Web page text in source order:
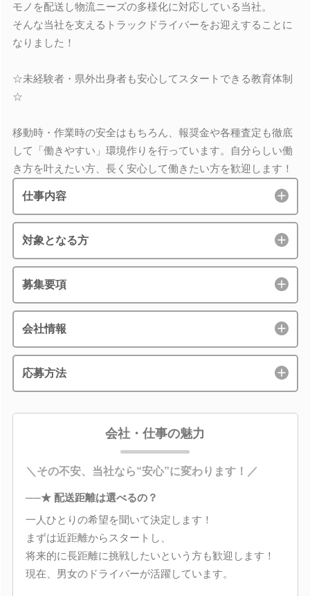
モノを配送し物流ニーズの多様化に対応している当社。
そんな当社を支えるトラックドライバーをお迎えすることに
なりました！
☆未経験者・県外出身者も安心してスタートできる教育体制
☆
移動時・作業時の安全はもちろん、報奨金や各種査定も徹底
して「働きやすい」環境作りを行っています。自分らしい働
き方を叶えたい方、長く安心して働きたい方を歓迎します！
仕事内容
対象となる方
募集要項
会社情報
応募方法
会社・仕事の魅力
＼その不安、当社なら“安心”に変わります！／
──★ 配送距離は選べるの？
一人ひとりの希望を聞いて決定します！
まずは近距離からスタートし、
将来的に長距離に挑戦したいという方も歓迎します！
現在、男女のドライバーが活躍しています。